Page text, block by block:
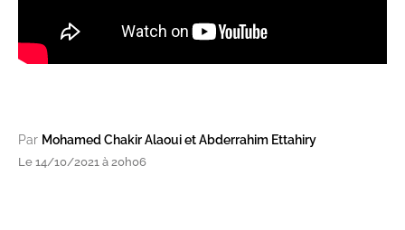
Par Mohamed Chakir Alaoui et Abderrahim Ettahiry
Le 14/10/2021 à 20h06